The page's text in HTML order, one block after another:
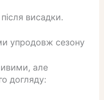
висадки.
упродовж сезону
але
догляду: